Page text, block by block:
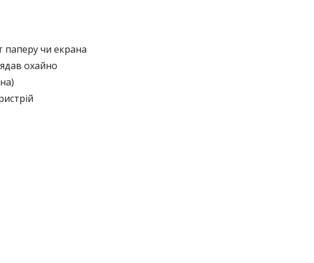
паперу чи екрана
охайно